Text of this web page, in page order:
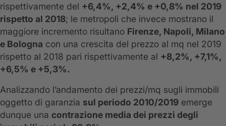
rispettivamente del +6,4%, +2,4% e +0,8% nel 2019
rispetto al 2018; le metropoli che invece mostrano il
maggiore incremento risultano Firenze, Napoli, Milano
e Bologna con una crescita del prezzo al mq nel 2019
rispetto al 2018 pari rispettivamente al +8,2%, +7,1%,
+6,5% e +5,3%.
Analizzando l’andamento dei prezzi/mq sugli immobili
oggetto di garanzia sul periodo 2010/2019 emerge
dunque una contrazione media dei prezzi degli